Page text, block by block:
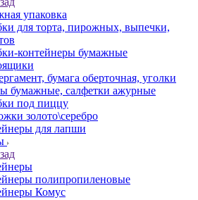
упаковка
для торта, пирожных, выпечки,
контейнеры бумажные
бумага оберточная, уголки
бумажные, салфетки ажурные
под пиццу
золото\серебро
для лапши
полипропиленовые
Комус